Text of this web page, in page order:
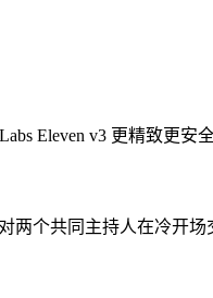
Eleven v3 更精致更安全
个共同主持人在冷开场